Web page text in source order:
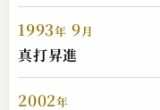
桂 ひな太郎
1993年 9月
真打昇進
2002年